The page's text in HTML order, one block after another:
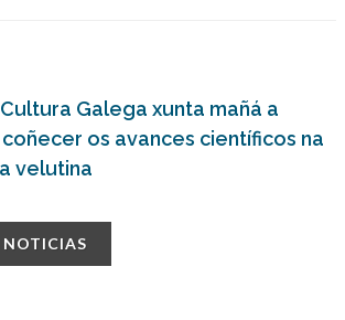
Galega xunta mañá a
os avances científicos na
velutina